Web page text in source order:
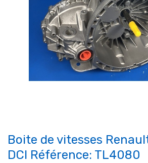
Boite de vitesses
DCI Référence: TL4080